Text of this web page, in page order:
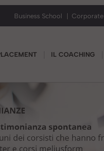
Business School Corporate
IL COACHING